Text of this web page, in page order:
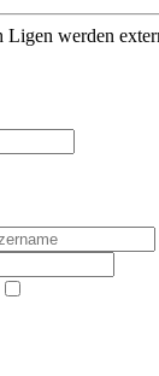
Ligen werden